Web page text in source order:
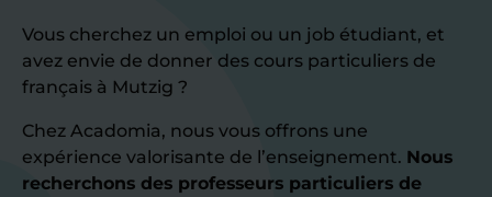
Vous cherchez un emploi ou un job étudiant, et
avez envie de donner des cours particuliers de
français à Mutzig ?
Chez Acadomia, nous vous offrons une
expérience valorisante de l’enseignement. Nous
recherchons des professeurs particuliers de